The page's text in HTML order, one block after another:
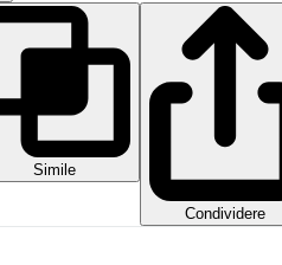
Simile
Condividere